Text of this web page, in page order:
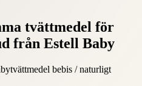
tvättmedel för
från Estell Baby
tvättmedel bebis / naturligt